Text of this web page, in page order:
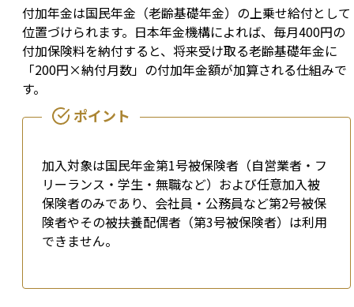
付加年金は国民年金（老齢基礎年金）の上乗せ給付として
位置づけられます。日本年金機構によれば、毎月400円の
付加保険料を納付すると、将来受け取る老齢基礎年金に
「200円×納付月数」の付加年金額が加算される仕組みで
す。
加入対象は国民年金第1号被保険者（自営業者・フ
リーランス・学生・無職など）および任意加入被
保険者のみであり、会社員・公務員など第2号被保
険者やその被扶養配偶者（第3号被保険者）は利用
できません。